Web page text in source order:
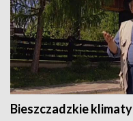
Bieszczadzkie klimaty